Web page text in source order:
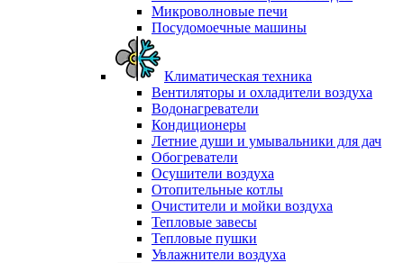
Микроволновые печи
Посудомоечные машины
Климатическая техника
Вентиляторы и охладители воздуха
Водонагреватели
Кондиционеры
Летние души и умывальники для дач
Обогреватели
Осушители воздуха
Отопительные котлы
Очистители и мойки воздуха
Тепловые завесы
Тепловые пушки
Увлажнители воздуха